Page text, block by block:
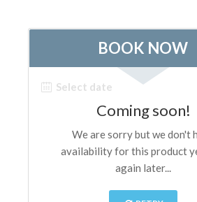
Medici Kapelle
San Marco Museum
Archäologisches
Opificio delle Pietre
Museo Galileo
Boboli Gardens